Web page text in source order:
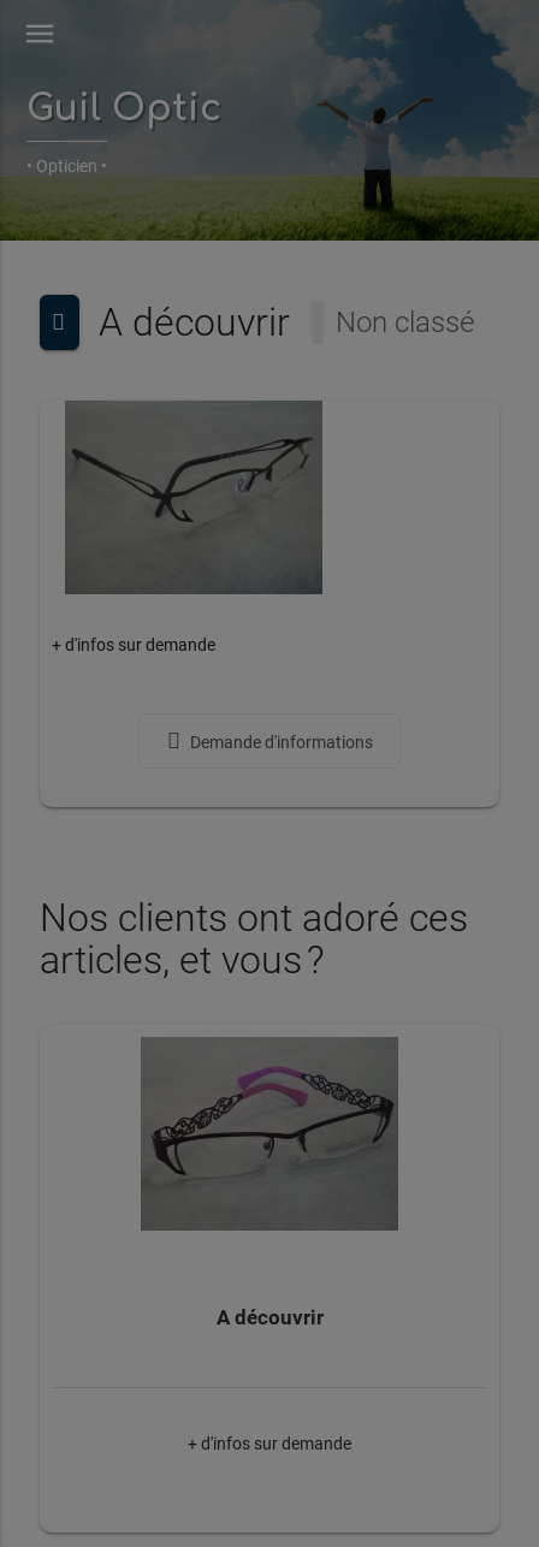
menu
Guil Optic
• Opticien •
A découvrir Non classé
+ d'infos sur demande
Demande d'informations
Nos clients ont adoré ces
articles, et vous ?
A découvrir
+ d'infos sur demande